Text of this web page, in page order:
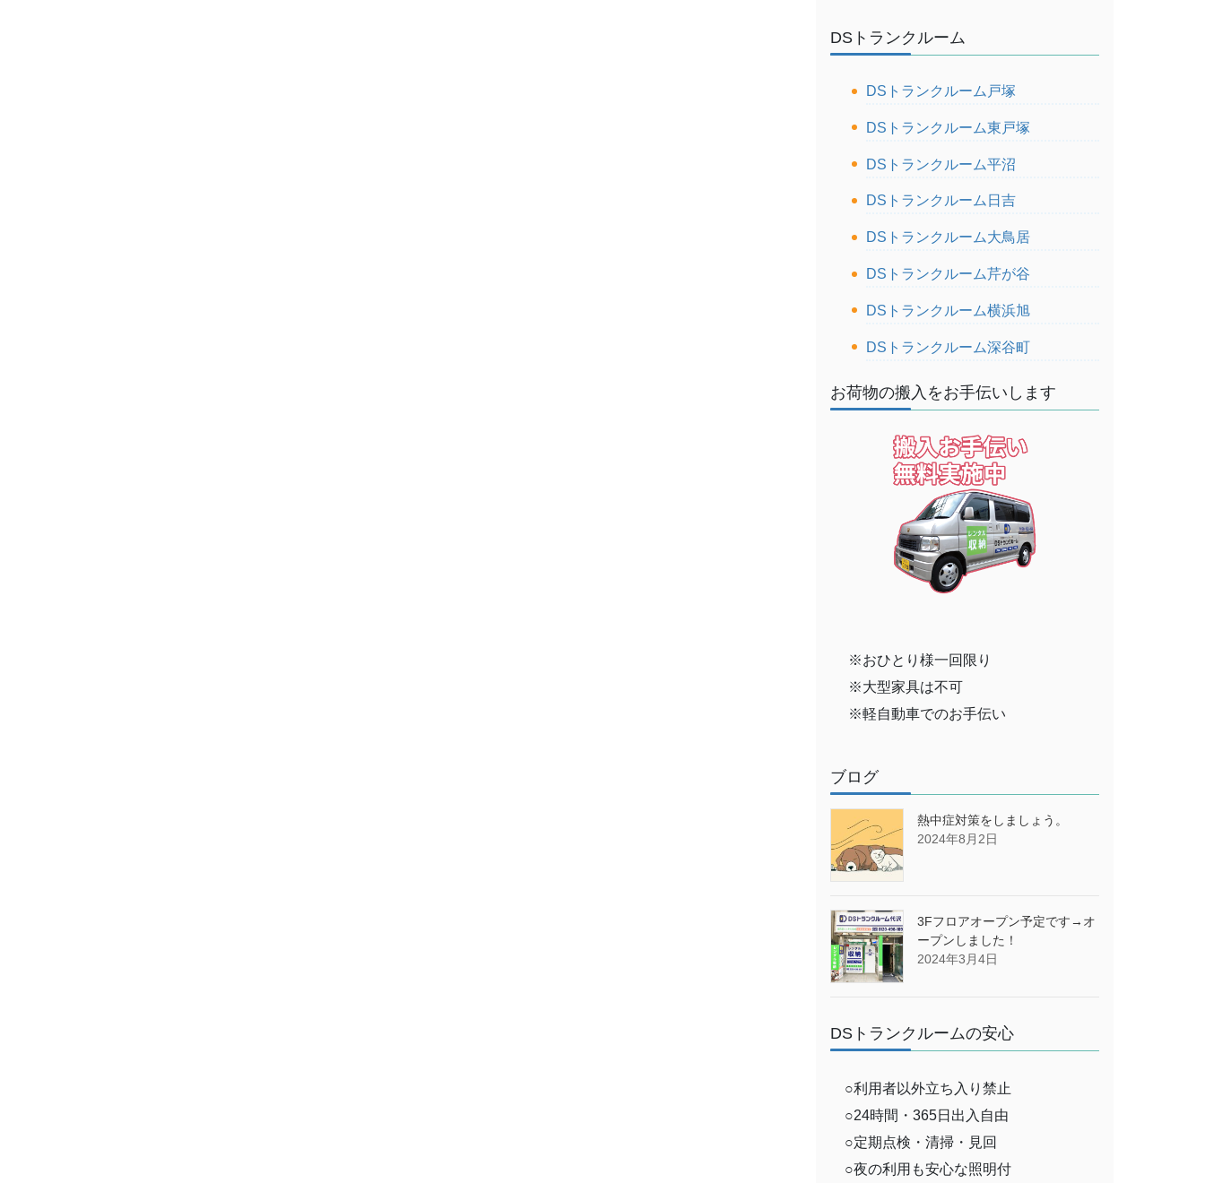
DSトランクルーム
DSトランクルーム戸塚
DSトランクルーム東戸塚
DSトランクルーム平沼
DSトランクルーム日吉
DSトランクルーム大鳥居
DSトランクルーム芹が谷
DSトランクルーム横浜旭
DSトランクルーム深谷町
お荷物の搬入をお手伝いします
※おひとり様一回限り
※大型家具は不可
※軽自動車でのお手伝い
ブログ
熱中症対策をしましょう。
2024年8月2日
3Fフロアオープン予定です→オ
ープンしました！
2024年3月4日
DSトランクルームの安心
○利用者以外立ち入り禁止
○24時間・365日出入自由
○定期点検・清掃・見回
○夜の利用も安心な照明付